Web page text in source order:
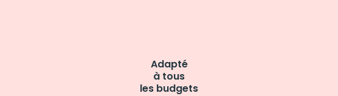
Adapté
à tous
les budgets